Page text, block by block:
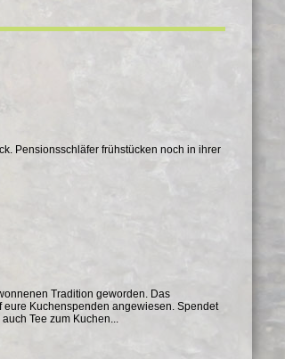
Pensionsschläfer frühstücken noch in ihrer
Tradition geworden. Das
Kuchenspenden angewiesen. Spendet
Tee zum Kuchen...